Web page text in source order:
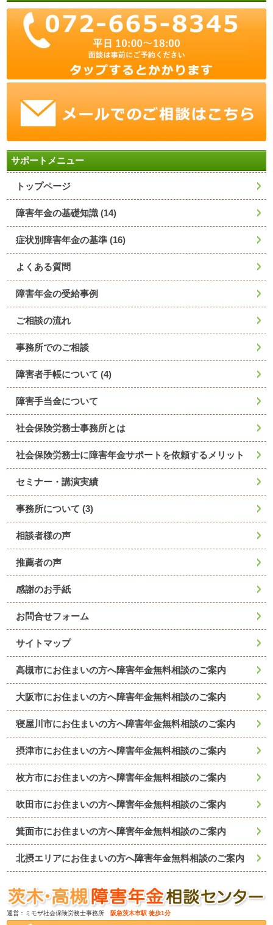
サポートメニュー
トップページ
障害年金の基礎知識 (14)
症状別障害年金の基準 (16)
よくある質問
障害年金の受給事例
ご相談の流れ
事務所でのご相談
障害者手帳について (4)
障害手当金について
社会保険労務士事務所とは
社会保険労務士に障害年金サポートを依頼するメリット
セミナー・講演実績
事務所について (3)
相談者様の声
推薦者の声
感謝のお手紙
お問合せフォーム
サイトマップ
高槻市にお住まいの方へ障害年金無料相談のご案内
大阪市にお住まいの方へ障害年金無料相談のご案内
寝屋川市にお住まいの方へ障害年金無料相談のご案内
摂津市にお住まいの方へ障害年金無料相談のご案内
枚方市にお住まいの方へ障害年金無料相談のご案内
吹田市にお住まいの方へ障害年金無料相談のご案内
箕面市にお住まいの方へ障害年金無料相談のご案内
北摂エリアにお住まいの方へ障害年金無料相談のご案内
運営：ミモザ社会保険労務士事務所 阪急茨木市駅 徒歩1分